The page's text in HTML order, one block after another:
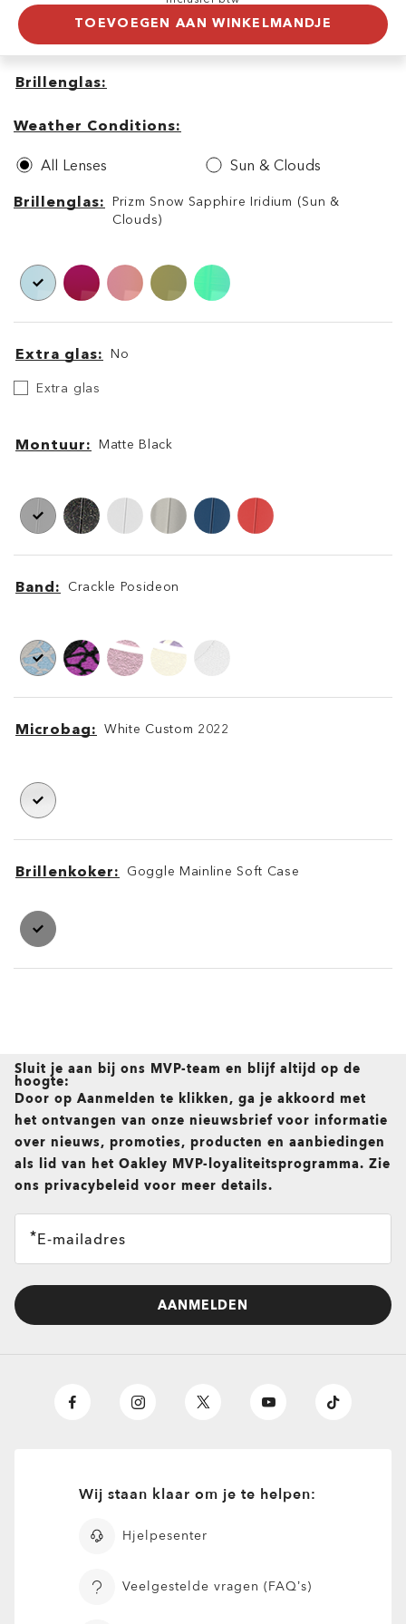
TOEVOEGEN AAN WINKELMANDJE
Brillenglas
Conditions
Weather Conditions
All Lenses Sun & Clouds
Brillenglas
Brillenglas
Prizm Snow Sapphire Iridium (Sun &
Clouds)
Extra glas No
Extra
glasExtra glas
Montuur Matte Black
Band Crackle Posideon
Microbag White Custom 2022
Brillenkoker Goggle Mainline Soft Case
Sluit je aan bij ons MVP-team en blijf altijd op de
hoogte:
Door op Aanmelden te klikken, ga je akkoord met
het ontvangen van onze nieuwsbrief voor informatie
over nieuws, promoties, producten en aanbiedingen
als lid van het Oakley MVP-loyaliteitsprogramma. Zie
ons privacybeleid voor meer details.
E-mailadres
AANMELDEN
Wij staan klaar om je te helpen:
Hjelpesenter
Veelgestelde vragen (FAQ’s)